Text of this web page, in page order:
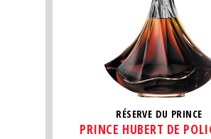
RÉSERVE DU PRINCE
PRINCE HUBERT DE